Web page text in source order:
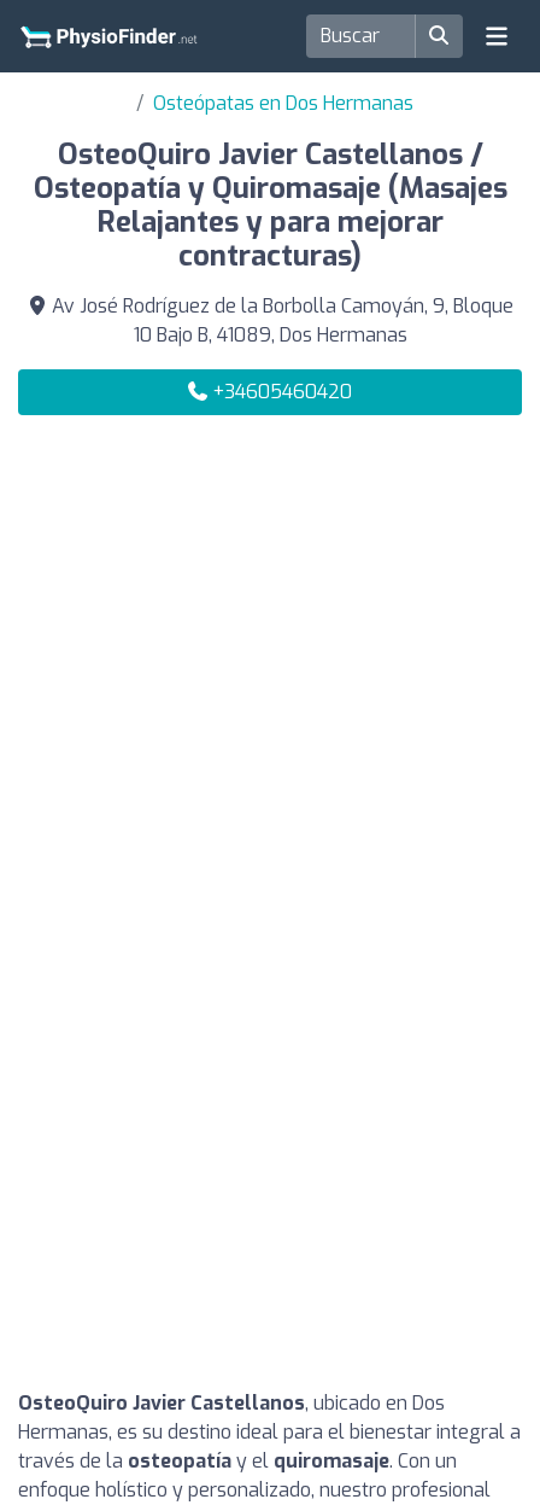
Osteópatas en Dos Hermanas
OsteoQuiro Javier Castellanos /
Osteopatía y Quiromasaje (Masajes
Relajantes y para mejorar
contracturas)
Av José Rodríguez de la Borbolla Camoyán, 9, Bloque
10 Bajo B, 41089, Dos Hermanas
+34605460420
OsteoQuiro Javier Castellanos, ubicado en Dos
Hermanas, es su destino ideal para el bienestar integral a
través de la osteopatíay el quiromasaje. Con un
enfoque holístico y personalizado, nuestro profesional